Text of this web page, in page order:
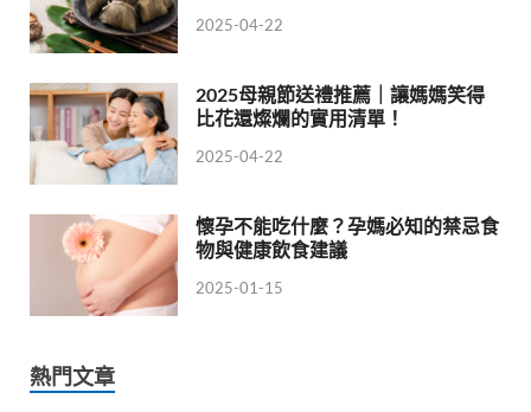
2025-04-22
2025母親節送禮推薦｜讓媽媽笑得
比花還燦爛的實用清單！
2025-04-22
懷孕不能吃什麼？孕媽必知的禁忌食
物與健康飲食建議
2025-01-15
熱門文章